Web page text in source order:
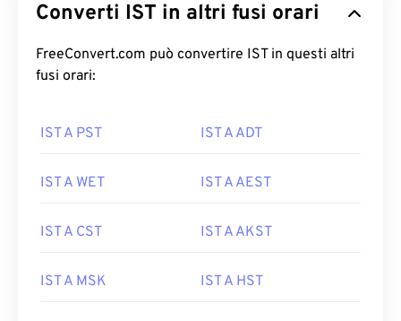
Converti IST in altri fusi orari
FreeConvert.com può convertire IST in questi altri
fusi orari:
IST A PST IST A ADT
IST A WET IST A AEST
IST A CST IST A AKST
IST A MSK IST A HST